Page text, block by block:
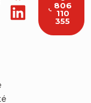
806
110
355